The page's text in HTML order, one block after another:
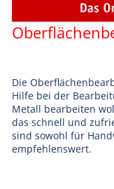
Die
Hilfe bei der
Metall bearbeiten
das schnell und
sind sowohl für
empfehlenswert.